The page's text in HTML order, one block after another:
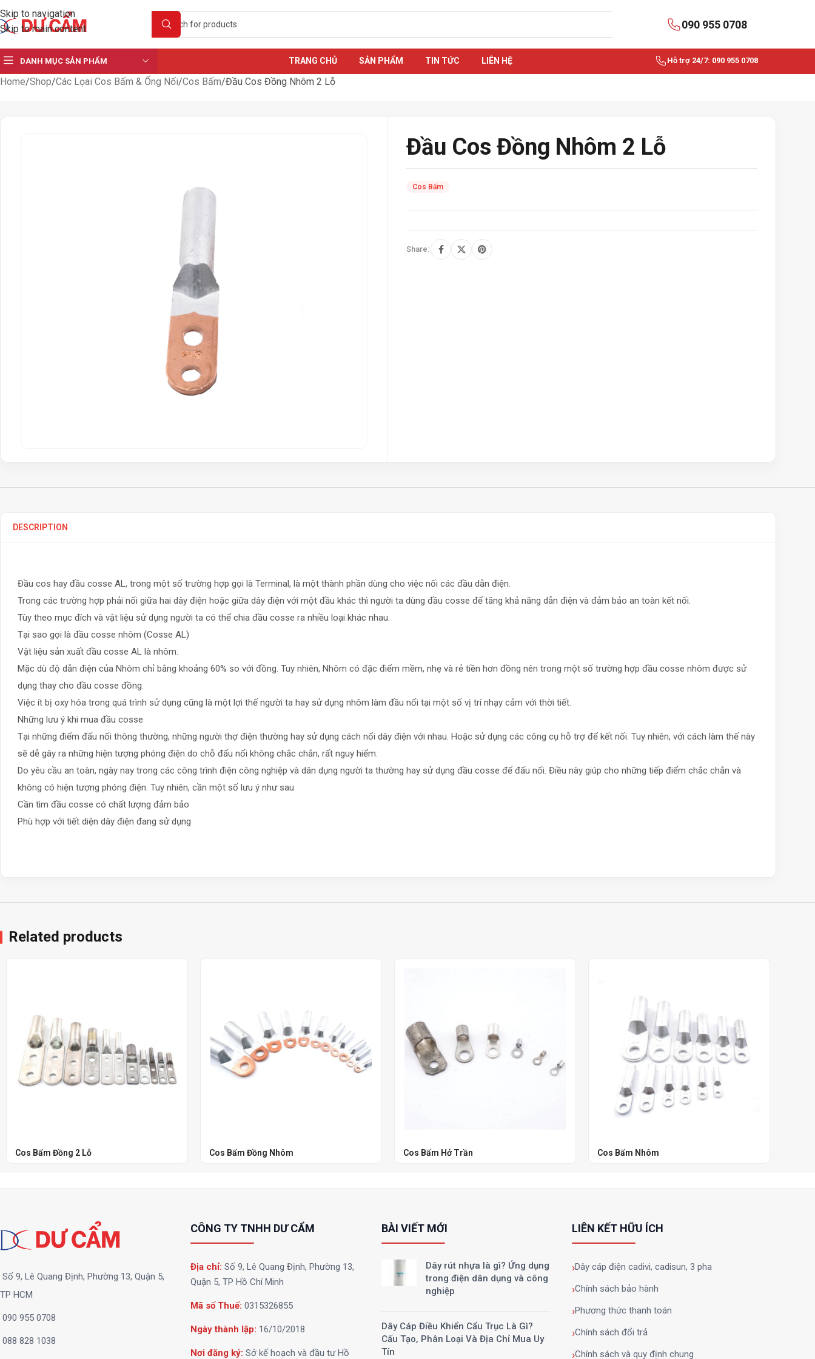
Skip to navigation
Skip to main content
090 955 0708
DANH MỤC SẢN PHẨM TRANG CHỦ SẢN PHẨM TIN TỨC LIÊN HỆ Hỗ trợ 24/7: 090 955 0708
Home Shop Các Lọai Cos Bấm & Ống Nối Cos Bấm Đầu Cos Đồng Nhôm 2 Lỗ
Đầu Cos Đồng Nhôm 2 Lỗ
Cos Bấm
Share:
DESCRIPTION
Đầu cos hay đầu cosse AL, trong một số trường hợp gọi là Terminal, là một thành phần dùng cho việc nối các đầu dẫn điện.
Trong các trường hợp phải nối giữa hai dây điện hoặc giữa dây điện với một đầu khác thì người ta dùng đầu cosse để tăng khả năng dẫn điện và đảm bảo an toàn kết nối.
Tùy theo mục đích và vật liệu sử dụng người ta có thể chia đầu cosse ra nhiều loại khác nhau.
Tại sao gọi là đầu cosse nhôm (Cosse AL)
Vật liệu sản xuất đầu cosse AL là nhôm.
Mặc dù độ dẫn điện của Nhôm chỉ bằng khoảng 60% so với đồng. Tuy nhiên, Nhôm có đặc điểm mềm, nhẹ và rẻ tiền hơn đồng nên trong một số trường hợp đầu cosse nhôm được sử
dụng thay cho đầu cosse đồng.
Việc ít bị oxy hóa trong quá trình sử dụng cũng là một lợi thế người ta hay sử dụng nhôm làm đầu nối tại một số vị trí nhạy cảm với thời tiết.
Những lưu ý khi mua đầu cosse
Tại những điểm đấu nối thông thường, những người thợ điện thường hay sử dụng cách nối dây điện với nhau. Hoặc sử dụng các công cụ hỗ trợ để kết nối. Tuy nhiên, với cách làm thế này
sẽ dễ gây ra những hiện tượng phóng điện do chỗ đấu nối không chắc chắn, rất nguy hiểm.
Do yêu cầu an toàn, ngày nay trong các công trình điện công nghiệp và dân dụng người ta thường hay sử dụng đầu cosse để đấu nối. Điều này giúp cho những tiếp điểm chắc chắn và
không có hiện tượng phóng điện. Tuy nhiên, cần một số lưu ý như sau
Cần tìm đầu cosse có chất lượng đảm bảo
Phù hợp với tiết diện dây điện đang sử dụng
Related products
Cos Bấm Đồng 2 Lỗ Cos Bấm Đồng Nhôm Cos Bấm Hở Trần Cos Bấm Nhôm
Số 9, Lê Quang Định, Phường 13, Quận 5,
TP HCM
090 955 0708
088 828 1038
CÔNG TY TNHH DƯ CẨM
Địa chỉ:Số 9, Lê Quang Định, Phường 13,
Quận 5, TP Hồ Chí Minh
Mã số Thuế: 0315326855
Ngày thành lập: 16/10/2018
Nơi đăng ký: Sở kế hoạch và đầu tư Hồ
BÀI VIẾT MỚI
Dây rút nhựa là gì? Ứng dụng
trong điện dân dụng và công
nghiệp
Dây Cáp Điều Khiển Cẩu Trục Là Gì?
Cấu Tạo, Phân Loại Và Địa Chỉ Mua Uy
Tín
LIÊN KẾT HỮU ÍCH
Dây cáp điện cadivi, cadisun, 3 pha
Chính sách bảo hành
Phương thức thanh toán
Chính sách đổi trả
Chính sách và quy định chung